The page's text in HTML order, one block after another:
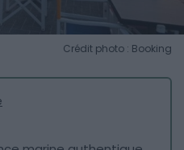
Crédit photo : Booking